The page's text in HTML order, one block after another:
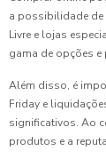
a possibilidade de
Livre e lojas
gama de opções
Além disso, é
Friday e
significativos. Ao
produtos e a